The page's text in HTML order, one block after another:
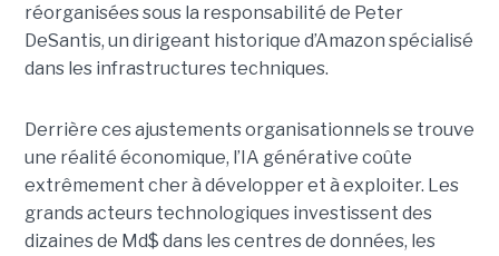
réorganisées sous la responsabilité de Peter
DeSantis, un dirigeant historique d’Amazon spécialisé
dans les infrastructures techniques.
Derrière ces ajustements organisationnels se trouve
une réalité économique, l’IA générative coûte
extrêmement cher à développer et à exploiter. Les
grands acteurs technologiques investissent des
dizaines de Md$ dans les centres de données, les